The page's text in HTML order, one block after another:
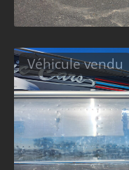
Véhicule vendu